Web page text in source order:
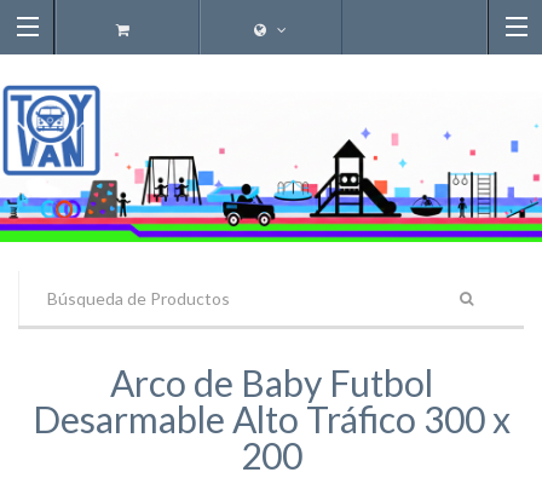
Arco de Baby Futbol
Desarmable Alto Tráfico 300 x
200